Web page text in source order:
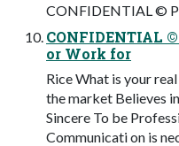
CONFIDENTIAL ©
CONFIDENTIAL
or Work for
Rice What is your
the market Believes
Sincere To be
Communicati on is